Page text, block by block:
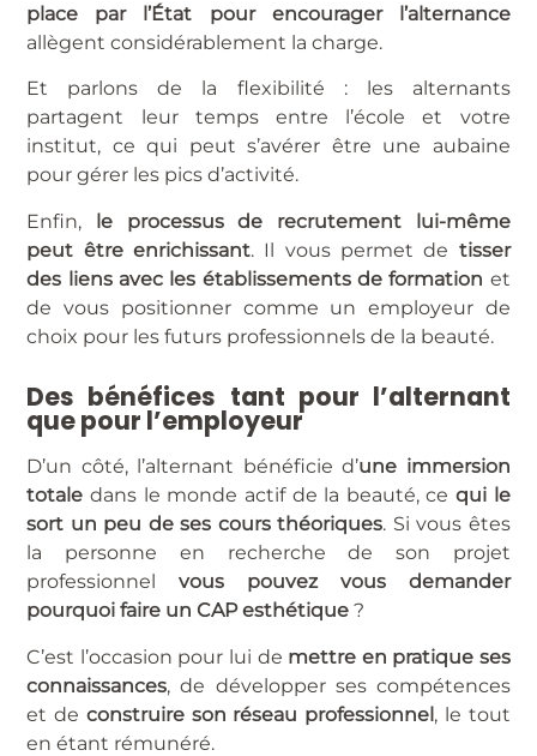
place par l’État pour encourager l’alternance
allègent considérablement la charge.
Et parlons de la flexibilité : les alternants
partagent leur temps entre l’école et votre
institut, ce qui peut s’avérer être une aubaine
pour gérer les pics d’activité.
Enfin, le processus de recrutement lui-même
peut être enrichissant. Il vous permet de tisser
des liens avec les établissements de formation et
de vous positionner comme un employeur de
choix pour les futurs professionnels de la beauté.
Des bénéfices tant pour l’alternant
que pour l’employeur
D’un côté, l’alternant bénéficie d’une immersion
totale dans le monde actif de la beauté, ce qui le
sort un peu de ses cours théoriques. Si vous êtes
la personne en recherche de son projet
professionnelvous pouvez vous demander
pourquoi faire un CAP esthétique ?
C’est l’occasion pour lui de mettre en pratique ses
connaissances, de développer ses compétences
et de construire son réseau professionnel, le tout
en étant rémunéré.